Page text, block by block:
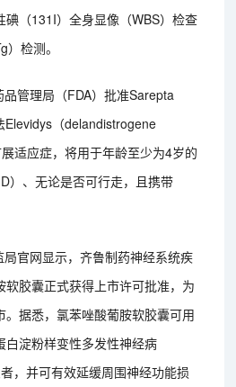
碘（131I）全身显像（WBS）检查
检测。
管理局（FDA）批准Sarepta
（delandistrogene
适应症，将用于年龄至少为4岁的
）、无论是否可行走，且携带
官网显示，齐鲁制药神经系统疾
胶囊正式获得上市许可批准，为
据悉，氯苯唑酸葡胺软胶囊可用
白淀粉样变性多发性神经病
，并可有效延缓周围神经功能损